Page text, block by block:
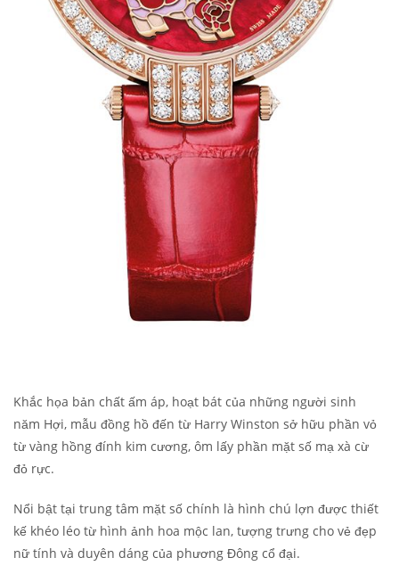
Khắc họa bản chất ấm áp, hoạt bát của những người sinh
năm Hợi, mẫu đồng hồ đến từ Harry Winston sở hữu phần vỏ
từ vàng hồng đính kim cương, ôm lấy phần mặt số mạ xà cừ
đỏ rực.
Nổi bật tại trung tâm mặt số chính là hình chú lợn được thiết
kế khéo léo từ hình ảnh hoa mộc lan, tượng trưng cho vẻ đẹp
nữ tính và duyên dáng của phương Đông cổ đại.